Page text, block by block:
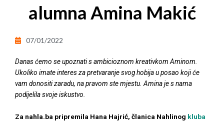
alumna Amina Makić
07/01/2022
Danas ćemo se upoznati s ambicioznom kreativkom Aminom.
Ukoliko imate interes za pretvaranje svog hobija u posao koji će
vam donositi zaradu, na pravom ste mjestu. Amina je s nama
podijelila svoje iskustvo.
Za nahla.ba pripremila Hana Hajrić, članica Nahlinog kluba